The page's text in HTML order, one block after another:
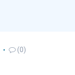
(0)